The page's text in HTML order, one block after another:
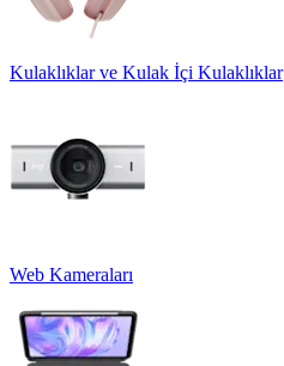
Kulaklıklar ve Kulak İçi Kulaklıklar
Web Kameraları